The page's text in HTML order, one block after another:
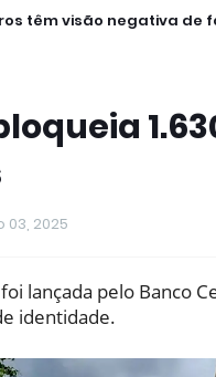
têm visão negativa
da 37ª Expoagro terá
03, 2025
lançada pelo Banco
identidade.